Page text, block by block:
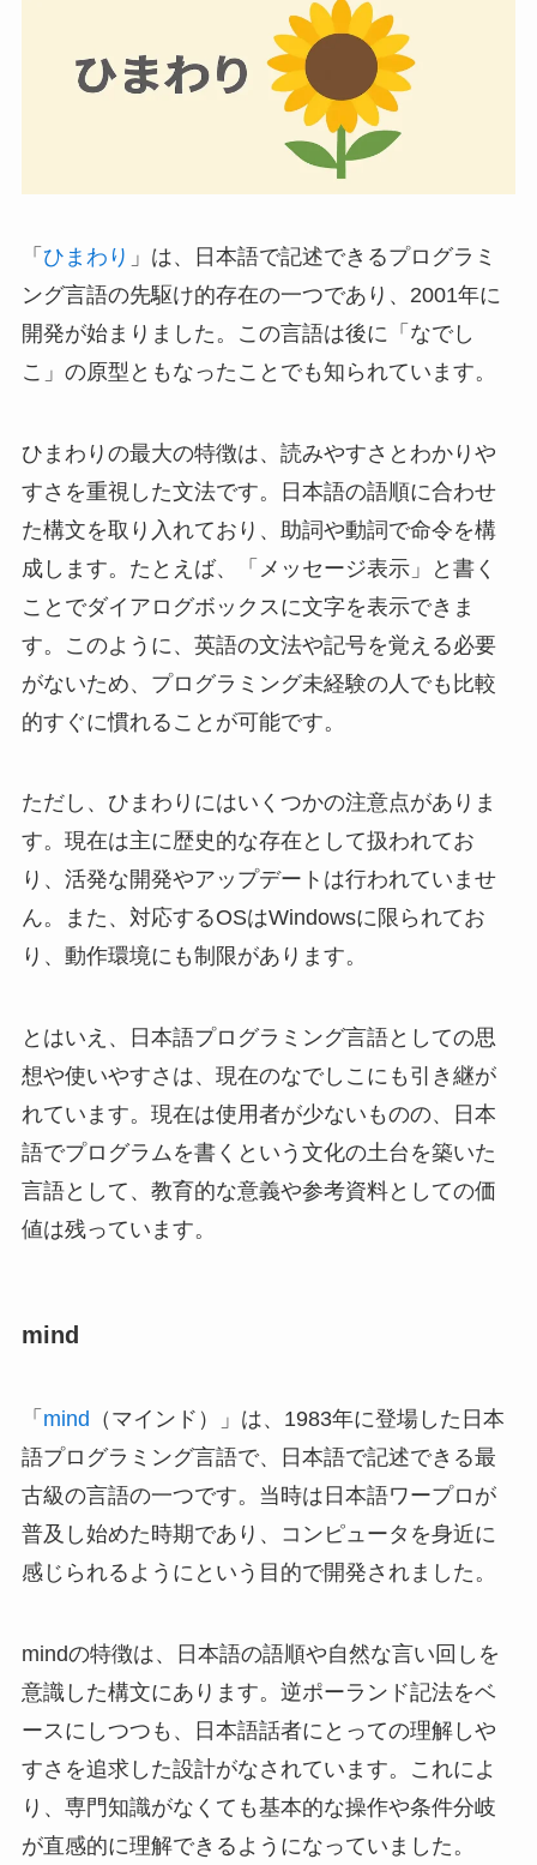
「 ひまわり 」は、日本語で記述できるプログラミ
ング言語の先駆け的存在の一つであり、2001年に
開発が始まりました。この言語は後に「なでし
こ」の原型ともなったことでも知られています。
ひまわりの最大の特徴は、読みやすさとわかりや
すさを重視した文法です。日本語の語順に合わせ
た構文を取り入れており、助詞や動詞で命令を構
成します。たとえば、「メッセージ表示」と書く
ことでダイアログボックスに文字を表示できま
す。このように、英語の文法や記号を覚える必要
がないため、プログラミング未経験の人でも比較
的すぐに慣れることが可能です。
ただし、ひまわりにはいくつかの注意点がありま
す。現在は主に歴史的な存在として扱われてお
り、活発な開発やアップデートは行われていませ
ん。また、対応するOSはWindowsに限られてお
り、動作環境にも制限があります。
とはいえ、日本語プログラミング言語としての思
想や使いやすさは、現在のなでしこにも引き継が
れています。現在は使用者が少ないものの、日本
語でプログラムを書くという文化の土台を築いた
言語として、教育的な意義や参考資料としての価
値は残っています。
mind
「 mind （マインド）」は、1983年に登場した日本
語プログラミング言語で、日本語で記述できる最
古級の言語の一つです。当時は日本語ワープロが
普及し始めた時期であり、コンピュータを身近に
感じられるようにという目的で開発されました。
mindの特徴は、日本語の語順や自然な言い回しを
意識した構文にあります。逆ポーランド記法をベ
ースにしつつも、日本語話者にとっての理解しや
すさを追求した設計がなされています。これによ
り、専門知識がなくても基本的な操作や条件分岐
が直感的に理解できるようになっていました。